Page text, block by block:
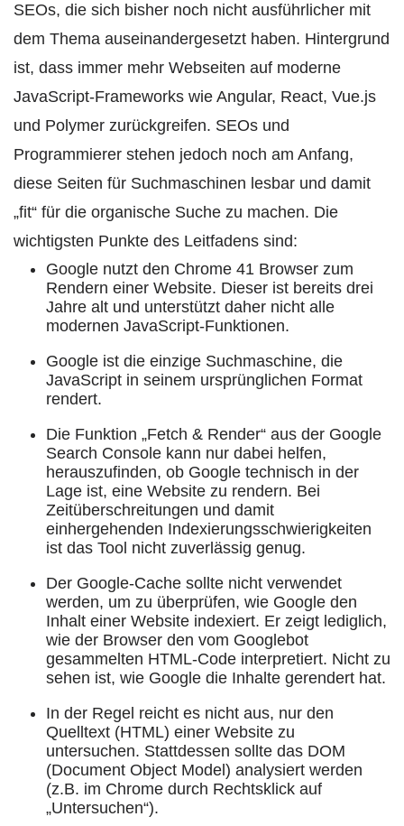
SEOs, die sich bisher noch nicht ausführlicher mit
dem Thema auseinandergesetzt haben. Hintergrund
ist, dass immer mehr Webseiten auf moderne
JavaScript-Frameworks wie Angular, React, Vue.js
und Polymer zurückgreifen. SEOs und
Programmierer stehen jedoch noch am Anfang,
diese Seiten für Suchmaschinen lesbar und damit
„fit“ für die organische Suche zu machen. Die
wichtigsten Punkte des Leitfadens sind:
Google nutzt den Chrome 41 Browser zum
Rendern einer Website. Dieser ist bereits drei
Jahre alt und unterstützt daher nicht alle
modernen JavaScript-Funktionen.
Google ist die einzige Suchmaschine, die
JavaScript in seinem ursprünglichen Format
rendert.
Die Funktion „Fetch & Render“ aus der Google
Search Console kann nur dabei helfen,
herauszufinden, ob Google technisch in der
Lage ist, eine Website zu rendern. Bei
Zeitüberschreitungen und damit
einhergehenden Indexierungsschwierigkeiten
ist das Tool nicht zuverlässig genug.
Der Google-Cache sollte nicht verwendet
werden, um zu überprüfen, wie Google den
Inhalt einer Website indexiert. Er zeigt lediglich,
wie der Browser den vom Googlebot
gesammelten HTML-Code interpretiert. Nicht zu
sehen ist, wie Google die Inhalte gerendert hat.
In der Regel reicht es nicht aus, nur den
Quelltext (HTML) einer Website zu
untersuchen. Stattdessen sollte das DOM
(Document Object Model) analysiert werden
(z.B. im Chrome durch Rechtsklick auf
„Untersuchen“).